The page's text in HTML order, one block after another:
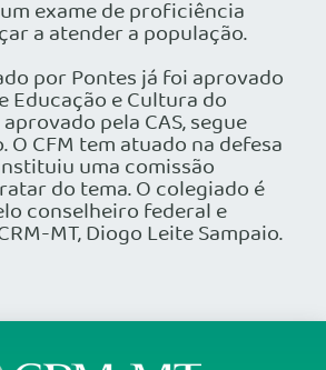
exame de proficiência
a atender a população.
por Pontes já foi aprovado
Educação e Cultura do
pela CAS, segue
O CFM tem atuado na defesa
uma comissão
do tema. O colegiado é
conselheiro federal e
MT, Diogo Leite Sampaio.